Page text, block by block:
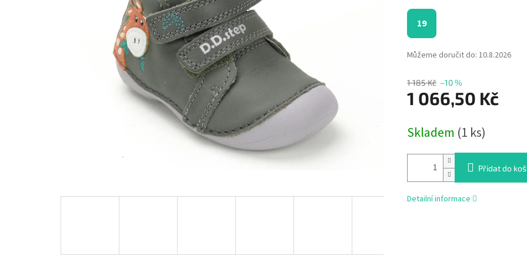
1 185 Kč –10 %
1 066,50 Kč
cena:
Skladem (1 ks)
19
Můžeme doručit do: 10.8.2026
Přidat do
Detailní informace